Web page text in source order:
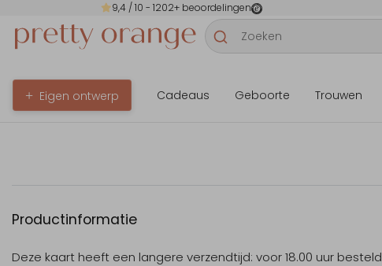
9,4/ 10 - 1202+ beoordelingen
Eigen ontwerp Cadeaus Geboorte Trouwen
Productinformatie
Deze kaart heeft een langere verzendtijd: voor 18.00 uur besteld